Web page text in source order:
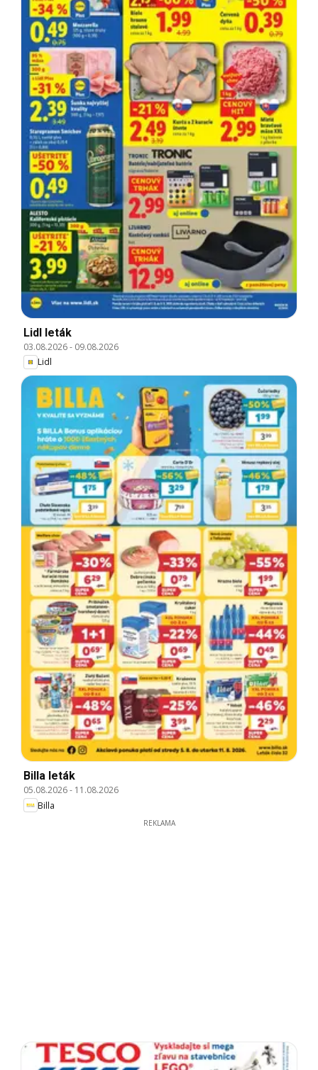
Lidl leták
03.08.2026- 09.08.2026
Lidl
Billa leták
05.08.2026- 11.08.2026
Billa
REKLAMA